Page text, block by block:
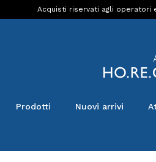
Acquisti riservati agli operatori
Prodotti Nuovi arrivi